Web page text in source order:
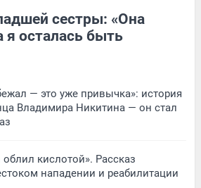
сестры: «Она
я осталась быть
— это уже привычка»: история
Владимира Никитина — он стал
кислотой». Рассказ
нападении и реабилитации